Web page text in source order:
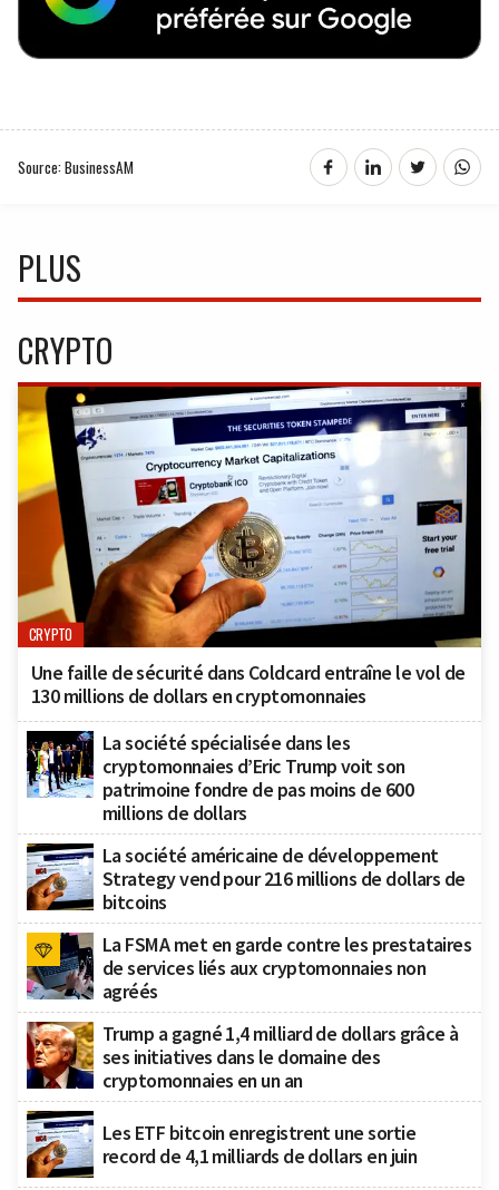
Source: BusinessAM
PLUS
CRYPTO
CRYPTO
Une faille de sécurité dans Coldcard entraîne le vol de
130 millions de dollars en cryptomonnaies
La société spécialisée dans les
cryptomonnaies d’Eric Trump voit son
patrimoine fondre de pas moins de 600
millions de dollars
La société américaine de développement
Strategy vend pour 216 millions de dollars de
bitcoins
La FSMA met en garde contre les prestataires
de services liés aux cryptomonnaies non
agréés
Trump a gagné 1,4 milliard de dollars grâce à
ses initiatives dans le domaine des
cryptomonnaies en un an
Les ETF bitcoin enregistrent une sortie
record de 4,1 milliards de dollars en juin